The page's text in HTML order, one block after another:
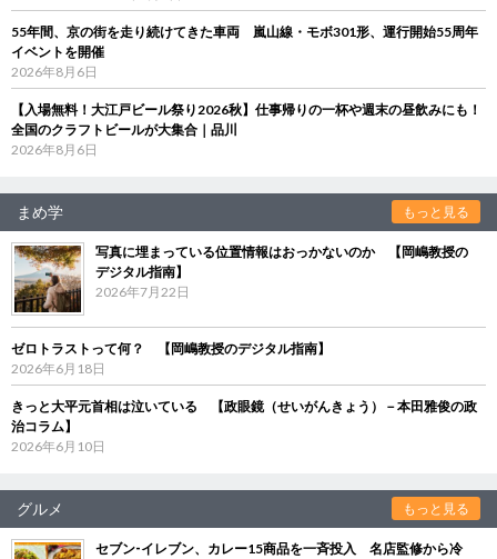
55年間、京の街を走り続けてきた車両 嵐山線・モボ301形、運行開始55周年
イベントを開催
2026年8月6日
【入場無料！大江戸ビール祭り2026秋】仕事帰りの一杯や週末の昼飲みにも！
全国のクラフトビールが大集合｜品川
2026年8月6日
まめ学 もっと見る
写真に埋まっている位置情報はおっかないのか 【岡嶋教授の
デジタル指南】
2026年7月22日
ゼロトラストって何？ 【岡嶋教授のデジタル指南】
2026年6月18日
きっと大平元首相は泣いている 【政眼鏡（せいがんきょう）－本田雅俊の政
治コラム】
2026年6月10日
グルメ もっと見る
セブン‐イレブン、カレー15商品を一斉投入 名店監修から冷